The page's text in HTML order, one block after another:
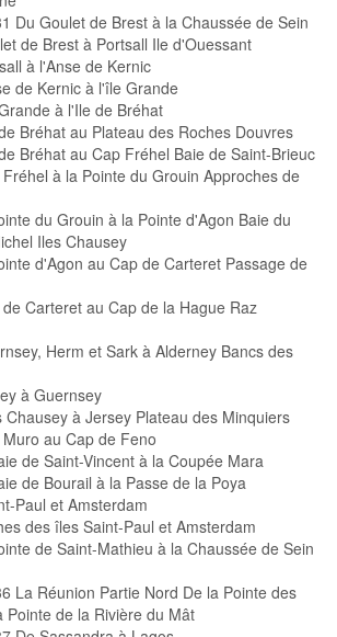
Du Goulet de Brest à la Chaussée de Sein
de Brest à Portsall Ile d'Ouessant
à l'Anse de Kernic
de Kernic à l'île Grande
à l'Ile de Bréhat
Bréhat au Plateau des Roches Douvres
Bréhat au Cap Fréhel Baie de Saint-Brieuc
à la Pointe du Grouin Approches de
du Grouin à la Pointe d'Agon Baie du
Iles Chausey
d'Agon au Cap de Carteret Passage de
Carteret au Cap de la Hague Raz
Herm et Sark à Alderney Bancs des
à Guernsey
Chausey à Jersey Plateau des Minquiers
au Cap de Feno
de Saint-Vincent à la Coupée Mara
de Bourail à la Passe de la Poya
Paul et Amsterdam
des îles Saint-Paul et Amsterdam
de Saint-Mathieu à la Chaussée de Sein
La Réunion Partie Nord De la Pointe des
Pointe de la Rivière du Mât